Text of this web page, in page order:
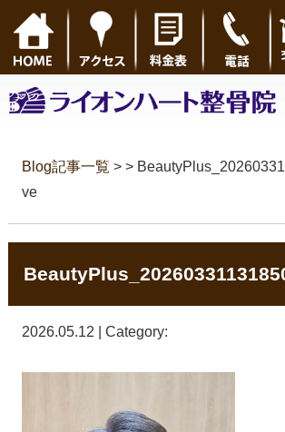
Blog記事一覧 > >
ve
2026.05.12 | Category: